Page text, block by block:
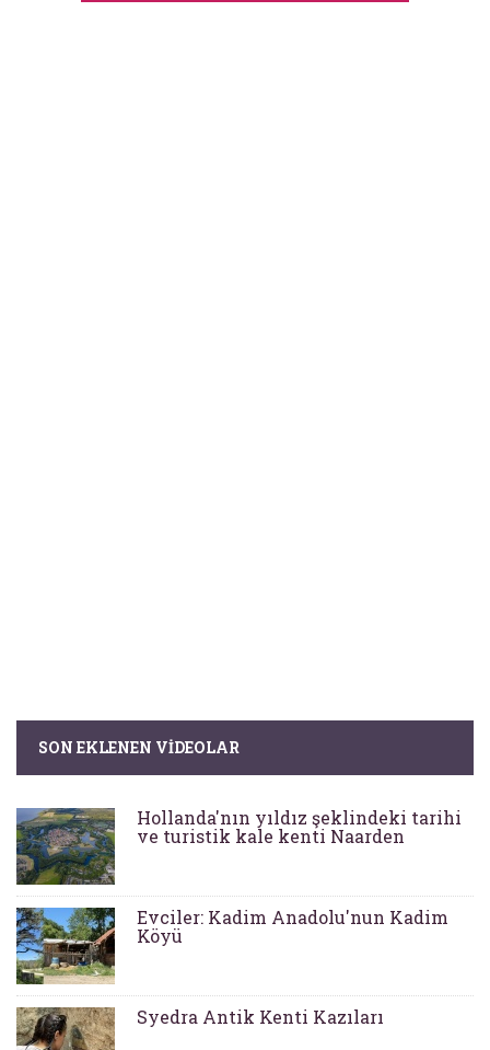
SON EKLENEN VIDEOLAR
Hollanda'nın yıldız şeklindeki tarihi
ve turistik kale kenti Naarden
Evciler: Kadim Anadolu'nun Kadim
Köyü
Syedra Antik Kenti Kazıları